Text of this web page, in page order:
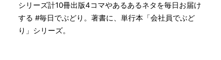
シリーズ計10冊出版4コマやあるあるネタを毎日お届け
する #毎日でぶどり。著書に、単行本「会社員でぶど
り」シリーズ。